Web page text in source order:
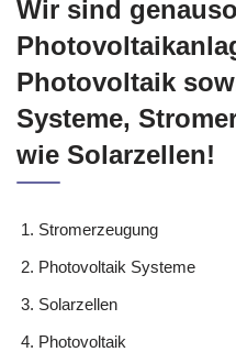
Wir sind
Photovoltaik
Systeme,
wie Solarzellen!
Stromerzeugung
Photovoltaik Systeme
Solarzellen
Photovoltaik